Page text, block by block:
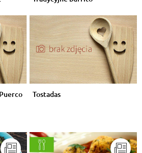
Tostadas